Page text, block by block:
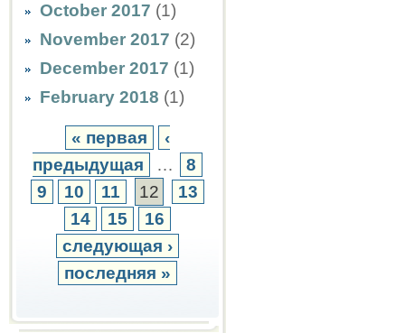
October 2017 (1)
November 2017 (2)
December 2017 (1)
February 2018 (1)
« первая
‹
предыдущая
…
8
9
10 11 12
13
14
15
16
следующая ›
последняя »